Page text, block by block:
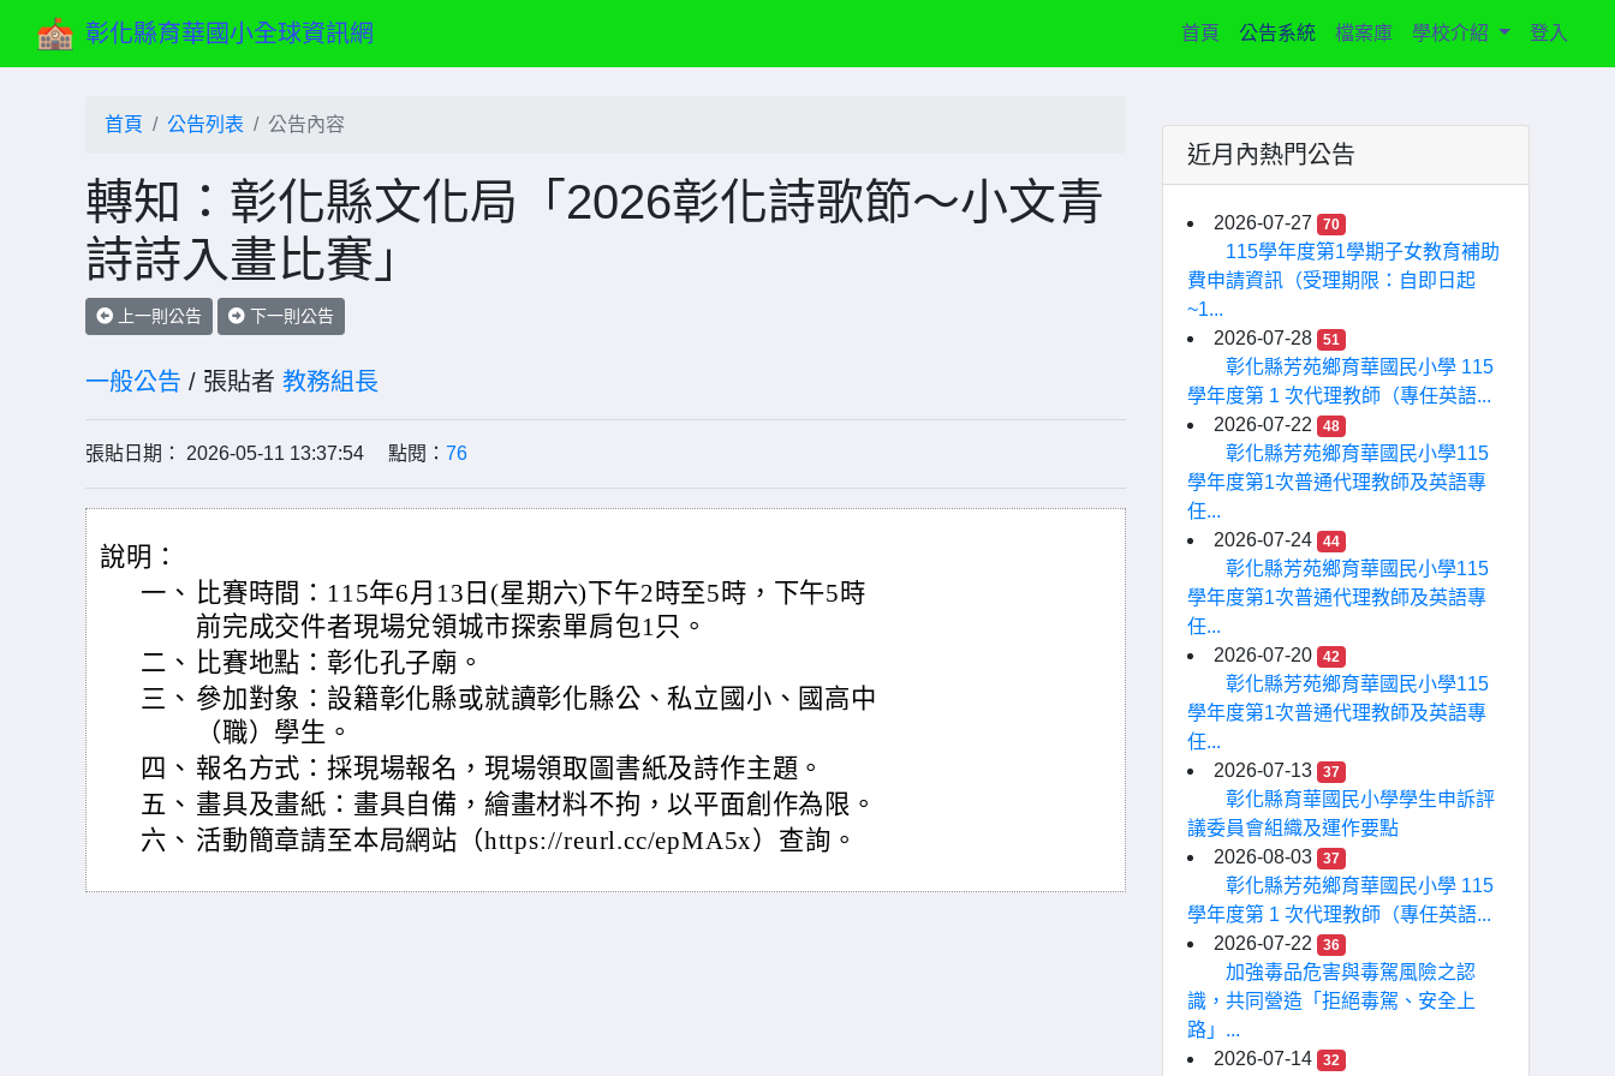
彰化縣育華國小全球資訊網 首頁 (current)
公告系統 檔案庫 學校介紹 登入
首頁 公告列表 公告內容
轉知：彰化縣文化局「2026彰化詩歌節～小文青
詩詩入畫比賽」
上一則公告 下一則公告
一般公告 / 張貼者 教務組長
張貼日期： 2026-05-11 13:37:54 點閱： 76
說明：
一、 比賽時間：115年6月13日(星期六)下午2時至5時，下午5時
前完成交件者現場兌領城市探索單肩包1只。
二、 比賽地點：彰化孔子廟。
三、 參加對象：設籍彰化縣或就讀彰化縣公、私立國小、國高中
（職）學生。
四、 報名方式：採現場報名，現場領取圖書紙及詩作主題。
五、 畫具及畫紙：畫具自備，繪畫材料不拘，以平面創作為限。
六、 活動簡章請至本局網站（https://reurl.cc/epMA5x）查詢。
近月內熱門公告
2026-07-27 70
115學年度第1學期子女教育補助
費申請資訊（受理期限：自即日起
~1...
2026-07-28
51
彰化縣芳苑鄉育華國民小學 115
學年度第 1 次代理教師（專任英語...
2026-07-22
48
彰化縣芳苑鄉育華國民小學115
學年度第1次普通代理教師及英語專
任...
2026-07-24
44
彰化縣芳苑鄉育華國民小學115
學年度第1次普通代理教師及英語專
任...
2026-07-20
42
彰化縣芳苑鄉育華國民小學115
學年度第1次普通代理教師及英語專
任...
2026-07-13
37
彰化縣育華國民小學學生申訴評
議委員會組織及運作要點
2026-08-03
37
彰化縣芳苑鄉育華國民小學 115
學年度第 1 次代理教師（專任英語...
2026-07-22
36
加強毒品危害與毒駕風險之認
識，共同營造「拒絕毒駕、安全上
路」...
2026-07-14
32